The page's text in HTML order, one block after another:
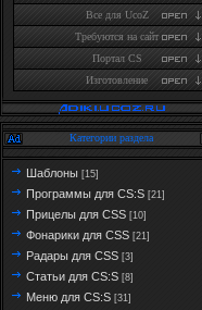
Все для UcoZ
Требуются на сайт
Портал CS
Изготовление
Категории раздела
Шаблоны [15]
Программы для CS:S [21]
Прицелы для CSS [10]
Фонарики для CSS [21]
Радары для CSS [3]
Статьи для CS:S [8]
Меню для CS:S [31]